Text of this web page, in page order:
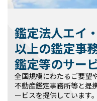
鑑定法人エイ
以上の鑑定事
鑑定等のサー
全国規模にわたるご要望
不動産鑑定事務所等と提
ービスを提供しています。